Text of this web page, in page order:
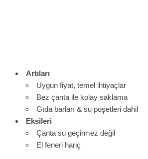
Artıları
Uygun fiyat, temel ihtiyaçlar
Bez çanta ile kolay saklama
Gıda barları & su poşetleri dahil
Eksileri
Çanta su geçirmez değil
El feneri hariç